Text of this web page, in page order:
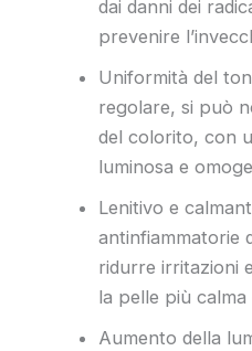
dai danni dei
prevenire
Uniformità del
regolare, si può
del colorito, con
luminosa e
Lenitivo e
antinfiammatorie
ridurre irritazioni
la pelle più calma
Aumento della